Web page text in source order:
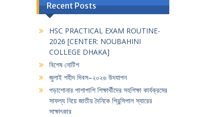
Recent Posts
HSC PRACTICAL EXAM ROUTINE-
2026 [CENTER: NOUBAHINI
COLLEGE DHAKA]
বিশেষ নোটিশ
জুলাই শহীদ দিবস–২০২৬ উদযাপন
পড়াশোনার পাশাপাশি শিক্ষার্থীদের সহশিক্ষা কার্যক্রমের
সাফল্য নিয়ে জাতীয় দৈনিকে প্রিন্সিপাল স্যারের
সাক্ষাৎকার